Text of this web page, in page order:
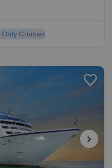
Cruises
favorite
chevron_right